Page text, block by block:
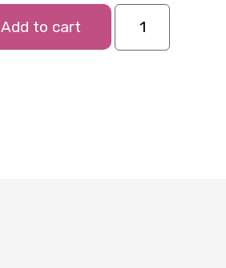
Add to cart